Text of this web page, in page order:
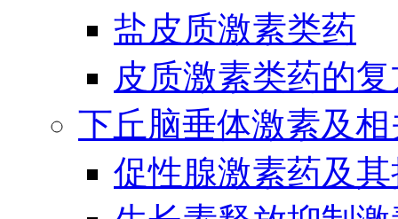
盐皮质激素类药
皮质激素类药的
下丘脑垂体激素及
促性腺激素药及